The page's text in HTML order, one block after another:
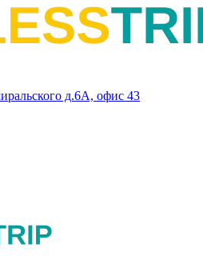
д.6А, офис 43